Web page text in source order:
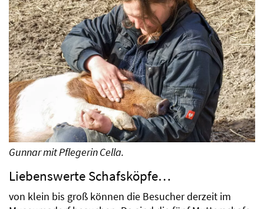
Gunnar mit Pflegerin Cella.
Liebenswerte Schafsköpfe…
von klein bis groß können die Besucher derzeit im